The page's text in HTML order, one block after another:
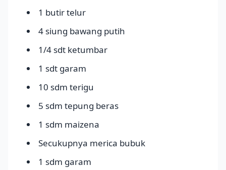
1 butirtelur
4 siung bawang putih
1/4 sdt ketumbar
1 sdt garam
10 sdm terigu
5 sdm tepung beras
1 sdm maizena
Secukupnya merica bubuk
1 sdm garam